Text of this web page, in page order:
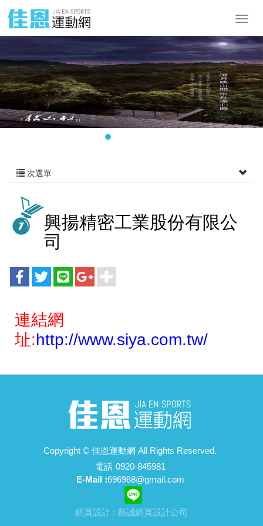
次選單
興揚精密工業股份有限公
司
連結網
址:http://www.siya.com.tw/
Copyright © 佳恩運動網 All Rights Reserved.
電話 0920-845981
E-Mail t696968@gmail.com
網頁設計 : 藝誠網頁設計公司